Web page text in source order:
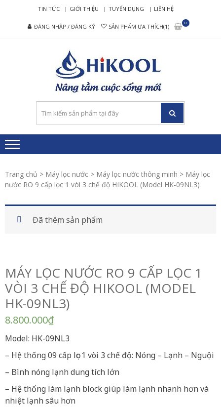
navigation
content
TIN TỨC GIỚI THIỆU TUYỂN DỤNG LIÊN HỆ
ĐĂNG NHẬP / ĐĂNG KÝ SẢN PHẨM ƯA THÍCH(1)
0
–
RO
CẤP
Trang chủ > Máy lọc nước > Máy lọc nước thông minh > Máy lọc
nước RO 9 cấp lọc 1 vòi 3 chế độ HIKOOL (Model HK-09NL3)
Đã thêm sản phẩm
MÁY LỌC NƯỚC RO 9 CẤP LỌC 1
VÒI 3 CHẾ ĐỘ HIKOOL (MODEL
HK-09NL3)
8.800.000₫
Model: HK-09NL3
– Hệ thống 09 cấp lọc 1 vòi 3 chế độ: Nóng – Lạnh – Nguội
– Bình nóng lạnh dung tích lớn
– Hệ thống làm lạnh block giúp làm lạnh nhanh hơn và
nhiệt lạnh sâu hơn